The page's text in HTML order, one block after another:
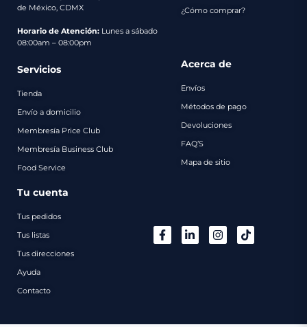
de México, CDMX
Horario de Atención: Lunes a sábado
08:00am – 08:00pm
¿Cómo comprar?
Servicios
Tienda
Envío a domicilio
Membresía Price Club
Membresía Business Club
Food Service
Acerca de
Envíos
Métodos de pago
Devoluciones
FAQ’S
Mapa de sitio
Tu cuenta
Tus pedidos
Tus listas
Tus direcciones
Ayuda
Contacto